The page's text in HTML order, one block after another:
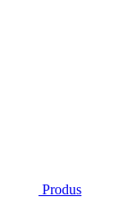
Produs